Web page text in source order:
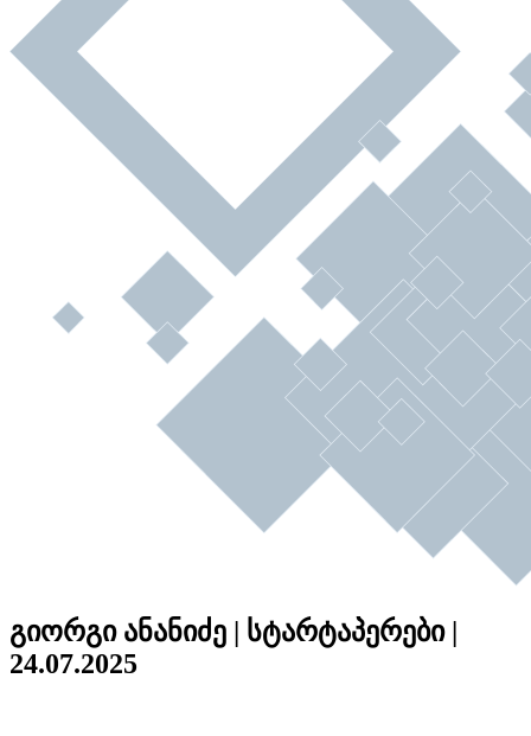
გიორგი ანანიძე | სტარტაპერები |
24.07.2025